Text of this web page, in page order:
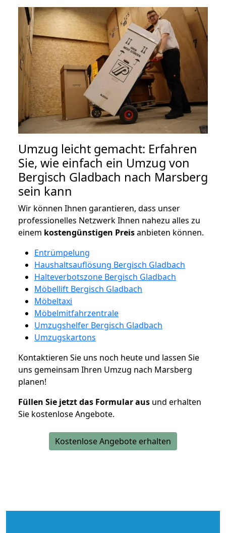
Umzug leicht gemacht: Erfahren
Sie, wie einfach ein Umzug von
Bergisch Gladbach nach Marsberg
sein kann
Wir können Ihnen garantieren, dass unser
professionelles Netzwerk Ihnen nahezu alles zu
einem kostengünstigen Preisanbieten können.
Entrümpelung
Haushaltsauflösung Bergisch Gladbach
Halteverbotszone Bergisch Gladbach
Möbellift Bergisch Gladbach
Möbeltaxi
Möbelmitfahrzentrale
Umzugshelfer Bergisch Gladbach
Umzugskartons
Kontaktieren Sie uns noch heute und lassen Sie
uns gemeinsam Ihren Umzug nach Marsberg
planen!
Füllen Sie jetzt das Formular aus und erhalten
Sie kostenlose Angebote.
Kostenlose Angebote erhalten